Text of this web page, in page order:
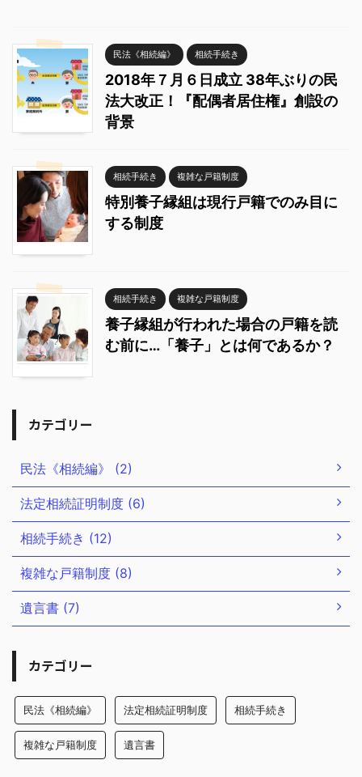
民法《相続編》 相続手続き
2018年７月６日成立 38年ぶりの民
法大改正！『配偶者居住権』創設の
背景
相続手続き 複雑な戸籍制度
特別養子縁組は現行戸籍でのみ目に
する制度
相続手続き 複雑な戸籍制度
養子縁組が行われた場合の戸籍を読
む前に…「養子」とは何であるか？
カテゴリー
民法《相続編》 (2)
法定相続証明制度 (6)
相続手続き (12)
複雑な戸籍制度 (8)
遺言書 (7)
カテゴリー
民法《相続編》 法定相続証明制度 相続手続き
複雑な戸籍制度 遺言書